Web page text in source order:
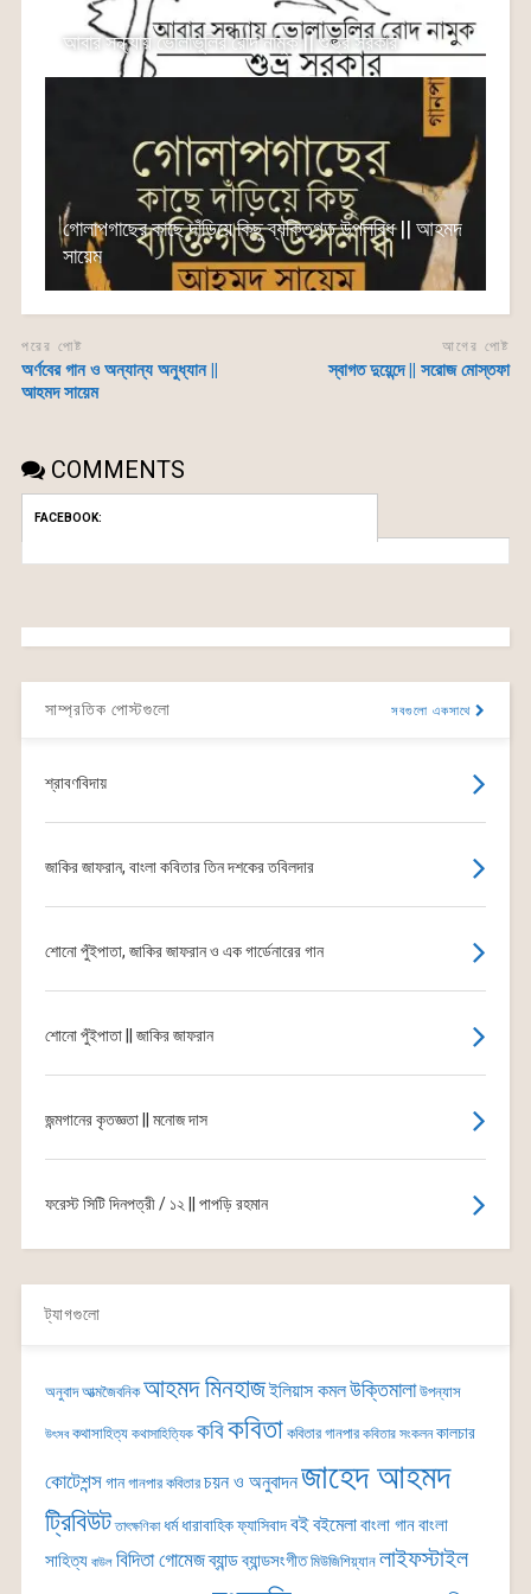
আবার সন্ধ্যায় ভোলাভুলির রোদ নামুক || শুভ্র সরকার
গোলাপগাছের কাছে দাঁড়িয়ে কিছু ব্যক্তিগত উপলব্ধি || আহমদ
সায়েম
পরের পোষ্ট
অর্ণবের গান ও অন্যান্য অনুধ্যান ||
আহমদ সায়েম
আগের পোষ্ট
স্বাগত দুয়েন্দে || সরোজ মোস্তফা
COMMENTS
FACEBOOK:
সাম্প্রতিক পোস্টগুলো সবগুলো একসাথে
শ্রাবণবিদায়
জাকির জাফরান, বাংলা কবিতার তিন দশকের তবিলদার
শোনো পুঁইপাতা, জাকির জাফরান ও এক গার্ডেনারের গান
শোনো পুঁইপাতা || জাকির জাফরান
জন্মগানের কৃতজ্ঞতা || মনোজ দাস
ফরেস্ট সিটি দিনপত্রী / ১২ || পাপড়ি রহমান
ট্যাগগুলো
অনুবাদ আত্মজৈবনিক আহমদ মিনহাজইলিয়াস কমলউক্তিমালা উপন্যাস
উৎসব কথাসাহিত্য কথাসাহিত্যিক কবিকবিতা কবিতার গানপার কবিতার সংকলন কালচার
কোটেশন্সগান গানপার কবিতার চয়ন ও অনুবাদনজাহেদ আহমদ
ট্রিবিউট তাৎক্ষণিকা ধর্ম ধারাবাহিকফ্যাসিবাদবইবইমেলাবাংলা গানবাংলা
সাহিত্য বাউল বিদিতা গোমেজব্যান্ডব্যান্ডসংগীত মিউজিশিয়্যান লাইফস্টাইল